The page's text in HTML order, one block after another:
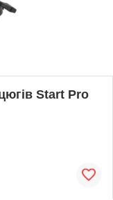
Start Pro